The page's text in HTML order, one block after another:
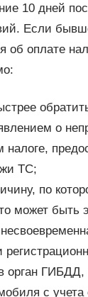
10 дней
Если
об оплате
о
налоге,
ТС;
по
может быть
орган
с